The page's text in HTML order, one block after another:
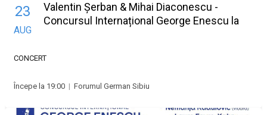
23
AUG
Valentin Șerban & Mihai Diaconescu -
Concursul Internațional George Enescu la
CONCERT
Începe la 19:00 | Forumul German Sibiu